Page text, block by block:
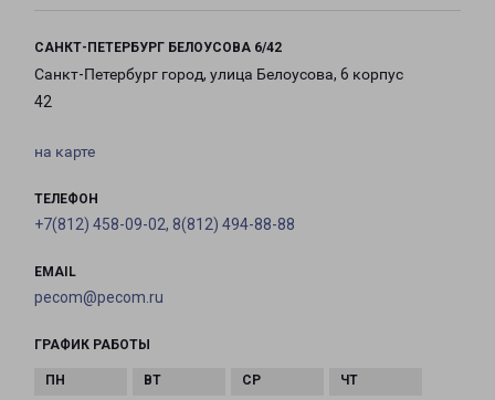
САНКТ-ПЕТЕРБУРГ БЕЛОУСОВА 6/42
Санкт-Петербург город, улица Белоусова, 6 корпус
42
на карте
ТЕЛЕФОН
+7(812) 458-09-02, 8(812) 494-88-88
EMAIL
pecom@pecom.ru
ГРАФИК РАБОТЫ